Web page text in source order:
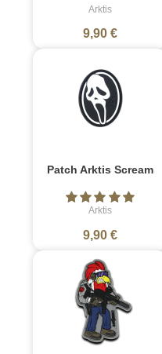
Arktis
9,90 €
Patch Arktis Scream
Arktis
9,90 €